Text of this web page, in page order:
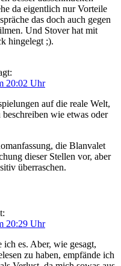
da eigentlich nur Vorteile
das doch auch gegen
Und Stover hat mit
hingelegt ;).
20:02 Uhr
auf die reale Welt,
wie etwas oder
die Blanvalet
dieser Stellen vor, aber
überraschen.
20:29 Uhr
ich es. Aber, wie gesagt,
zu haben, empfände ich